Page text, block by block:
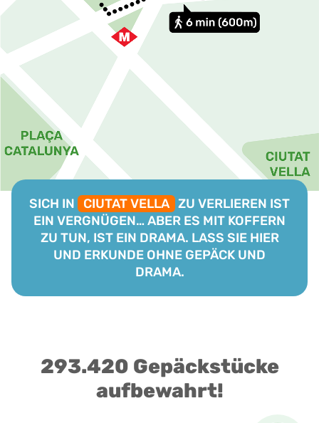
SICH IN CIUTAT VELLA ZU VERLIEREN IST
EIN VERGNÜGEN… ABER ES MIT KOFFERN
ZU TUN, IST EIN DRAMA. LASS SIE HIER
UND ERKUNDE OHNE GEPÄCK UND
DRAMA.
293.420 Gepäckstücke
aufbewahrt!